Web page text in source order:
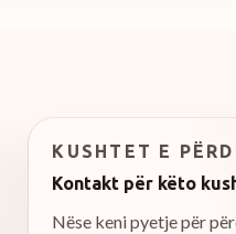
KUSHTET E
Kontakt për këto
Nëse keni pyetje për